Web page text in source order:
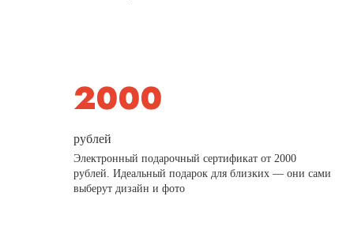
рублей
Электронный подарочный сертификат от 2000
рублей. Идеальный подарок для близких — они сами
выберут дизайн и фото